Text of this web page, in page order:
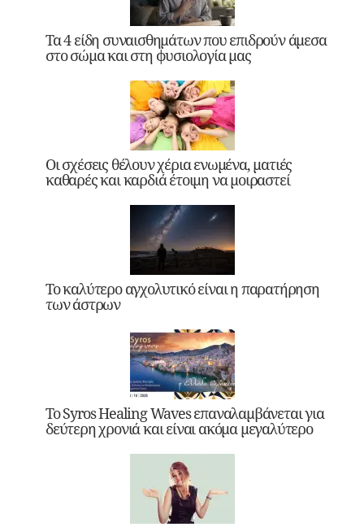
Τα 4 είδη συναισθημάτων που επιδρούν άμεσα
στο σώμα και στη φυσιολογία μας
Οι σχέσεις θέλουν χέρια ενωμένα, ματιές
καθαρές και καρδιά έτοιμη να μοιραστεί
Το καλύτερο αγχολυτικό είναι η παρατήρηση
των άστρων
Το Syros Healing Waves επαναλαμβάνεται για
δεύτερη χρονιά και είναι ακόμα μεγαλύτερο